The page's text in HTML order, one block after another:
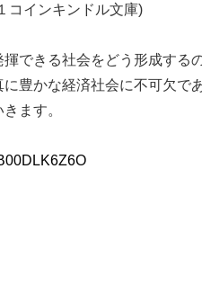
コインキンドル文庫)
できる社会をどう形成する
豊かな経済社会に不可欠で
ます。